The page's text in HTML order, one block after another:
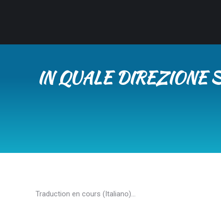
IN QUALE DIREZIONE
Traduction en cours (Italiano)…